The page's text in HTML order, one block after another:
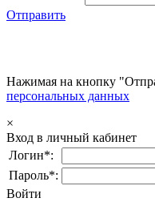
Отправить
Нажимая на кнопку
персональных данных
×
Вход в личный кабинет
Логин*:
Пароль*:
Войти